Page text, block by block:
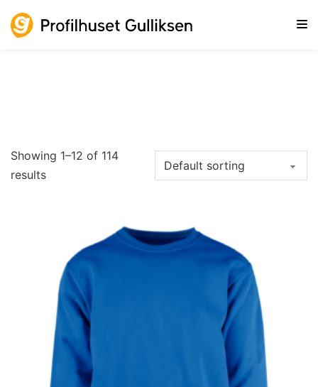
Gå til hovedinnhold
Gå til sidebunn
Showing 1–12 of 114
results